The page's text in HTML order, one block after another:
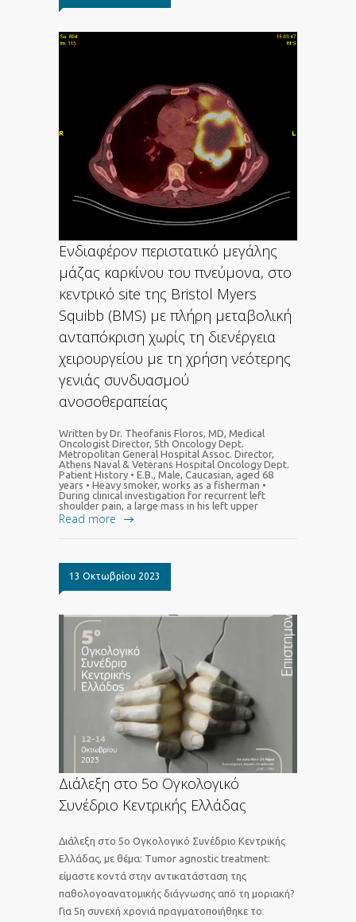
Ενδιαφέρον περιστατικό μεγάλης
μάζας καρκίνου του πνεύμονα, στο
κεντρικό site της Bristol Myers
Squibb (BMS) με πλήρη μεταβολική
ανταπόκριση χωρίς τη διενέργεια
χειρουργείου με τη χρήση νεότερης
γενιάς συνδυασμού
ανοσοθεραπείας
Written by Dr. Theofanis Floros, MD, Medical
Oncologist Director, 5th Oncology Dept.
Metropolitan General Hospital Assoc. Director,
Athens Naval & Veterans Hospital Oncology Dept.
Patient History • Ε.Β., Male, Caucasian, aged 68
years • Heavy smoker, works as a fisherman •
During clinical investigation for recurrent left
shoulder pain, a large mass in his left upper
Read more
13 Οκτωβρίου 2023
Διάλεξη στο 5ο Ογκολογικό
Συνέδριο Κεντρικής Ελλάδας
Διάλεξη στο 5ο Ογκολογικό Συνέδριο Κεντρικής
Ελλάδας, με θέμα: Tumor agnostic treatment:
είμαστε κοντά στην αντικατάσταση της
παθολογοανατομικής διάγνωσης από τη μοριακή?
Για 5η συνεχή χρονιά πραγματοποιήθηκε το